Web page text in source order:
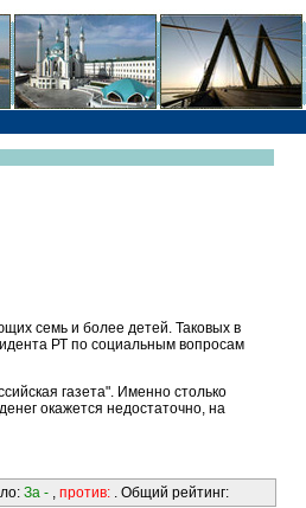
семь и более детей. Таковых в
РТ по социальным вопросам
газета". Именно столько
окажется недостаточно, на
За - , против: . Общий рейтинг: